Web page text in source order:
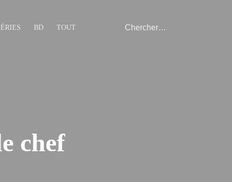
BD TOUT
chef